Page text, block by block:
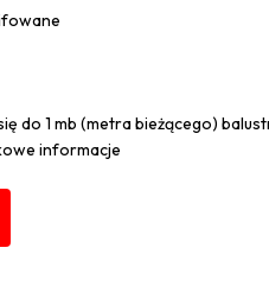
do 1 mb (metra bieżącego)
informacje